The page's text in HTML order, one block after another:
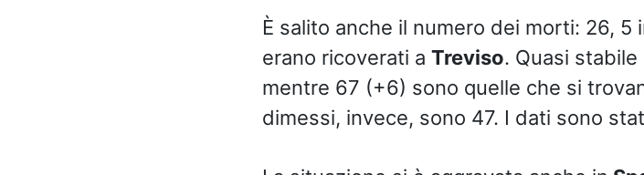
È salito anche il numero dei morti: 26,
erano ricoverati a Treviso. Quasi
mentre 67 (+6) sono quelle che si
dimessi, invece, sono 47. I dati sono